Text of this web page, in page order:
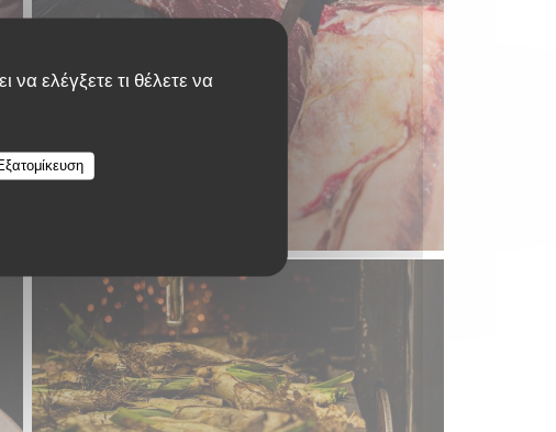
ελέγξετε τι θέλετε να